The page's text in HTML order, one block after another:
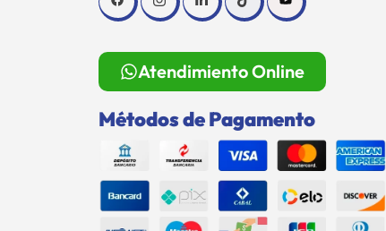
Atendimiento Online
Métodos de Pagamento